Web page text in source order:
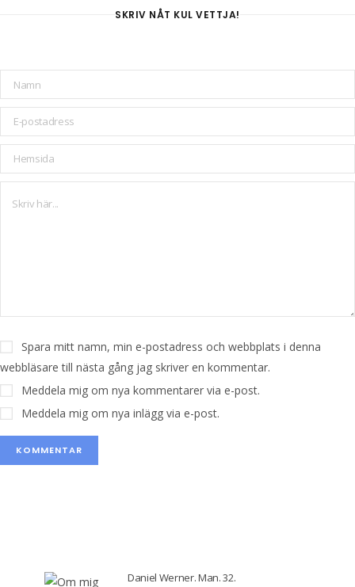
SKRIV NÅT KUL VETTJA!
Spara mitt namn, min e-postadress och webbplats i denna
webbläsare till nästa gång jag skriver en kommentar.
Meddela mig om nya kommentarer via e-post.
Meddela mig om nya inlägg via e-post.
Daniel Werner. Man. 32.